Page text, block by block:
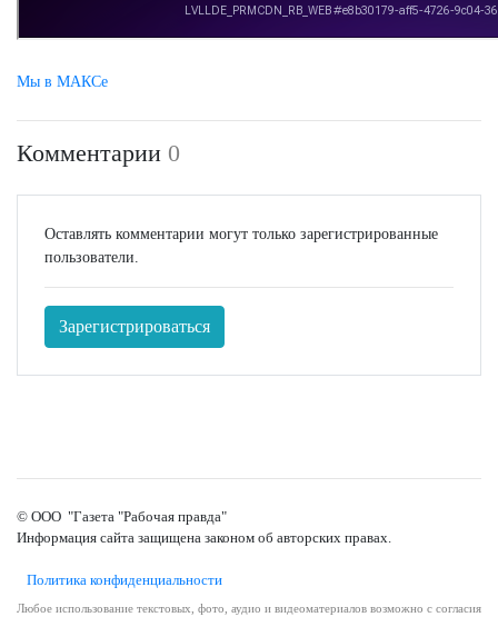
Мы в МАКСе
Комментарии 0
Оставлять комментарии могут только зарегистрированные
пользователи.
Зарегистрироваться
© ООО "Газета "Рабочая правда"
Информация сайта защищена законом об авторских правах.
Политика конфиденциальности
Любое использование текстовых, фото, аудио и видеоматериалов возможно с согласия